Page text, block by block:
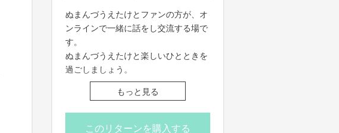
遅れると参加できなくなります。
■コンプライアンスの観点から録画さ
せていただいております。あらかじめ
ご了承ください。
■参加者の配信中の録画撮影、録音、
また、SNS等に詳細な配信内容を投稿
することは禁止です。
■不適切と考えられる言動があった場
ぬまんづうえたけとファンの方が、オ
ンラインで一緒に話をし交流する場で
す。
ぬまんづうえたけと楽しいひとときを
過ごしましょう。
7/24(水)20:00〜21:30 うえたけオン
ライン部屋
もっと見る
このリターンを購入する